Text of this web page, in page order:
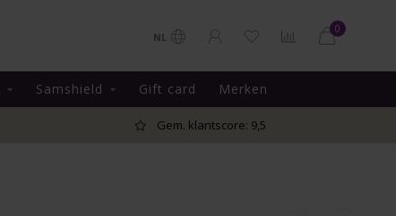
NL
0
Samshield Gift card Merken
Gem. klantscore: 9,5